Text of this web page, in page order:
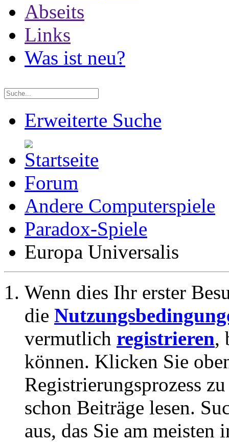
Abseits
Links
Was ist neu?
Erweiterte Suche
Forum
Andere Computerspiele
Paradox-Spiele
Europa Universalis
Wenn dies Ihr erster
die
vermutlich registrieren,
können. Klicken Sie
Registrierungsprozess
schon Beiträge lesen.
aus, das Sie am meisten